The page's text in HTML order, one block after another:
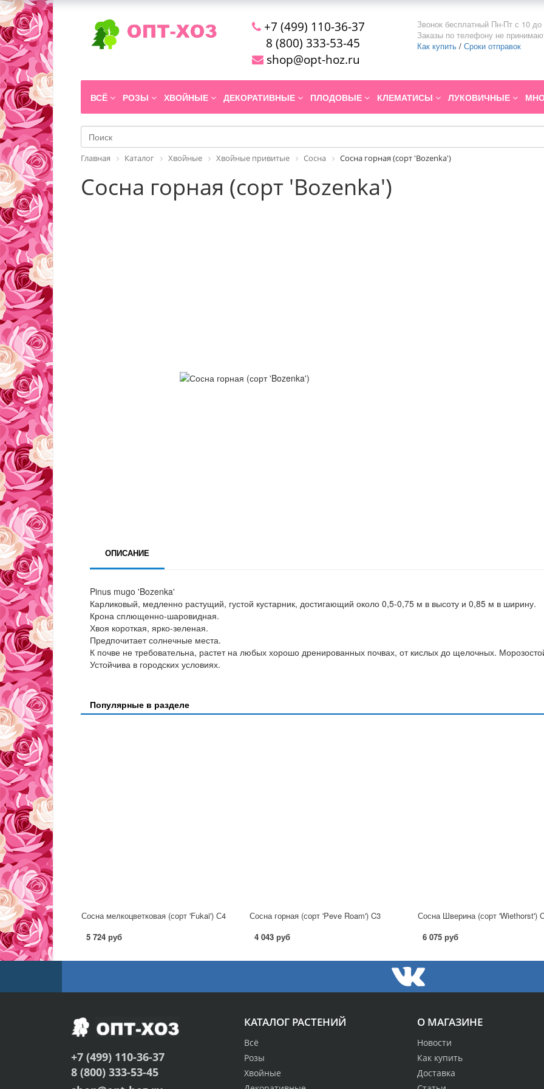
+7 (499) 110-36-37
8 (800) 333-53-45
shop@opt-hoz.ru
Звонок бесплатный Пн-Пт с 10 до
Заказы по телефону не
Как купить / Сроки отправок
ВСЁ РОЗЫ ХВОЙНЫЕ ДЕКОРАТИВНЫЕ ПЛОДОВЫЕ КЛЕМАТИСЫ ЛУКОВИЧНЫЕ
Главная Каталог Хвойные Хвойные привитые Сосна Сосна горная (сорт 'Bozenka')
Сосна горная (сорт 'Bozenka')
ОПИСАНИЕ
Pinus mugo 'Bozenka'
Карликовый, медленно растущий, густой кустарник, достигающий около 0,5-0,75 м в высоту и 0,85 м в ширину.
Крона сплющенно-шаровидная.
Хвоя короткая, ярко-зеленая.
Предпочитает солнечные места.
К почве не требовательна, растет на любых хорошо дренированных почвах, от кислых до щелочных.
Устойчива в городских условиях.
Популярные в разделе
Сосна мелкоцветковая (сорт 'Fukai') С4
5 724 руб
Сосна горная (сорт 'Peve Roam') C3
4 043 руб
Сосна Шверина (сорт 'Wiethorst')
6 075 руб
О МАГАЗИНЕ
Новости
Как купить
Доставка
КАТАЛОГ РАСТЕНИЙ
Всё
Розы
Хвойные
+7 (499) 110-36-37
8 (800) 333-53-45